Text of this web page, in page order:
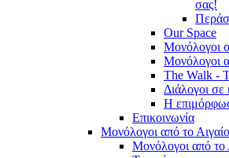
σας!
Our Space
Μονόλογοι
Μονόλογοι
The Walk -
Διάλογοι σε
Η
Επικοινωνία
Μονόλογοι από το Αιγαίο
Μονόλογοι από το